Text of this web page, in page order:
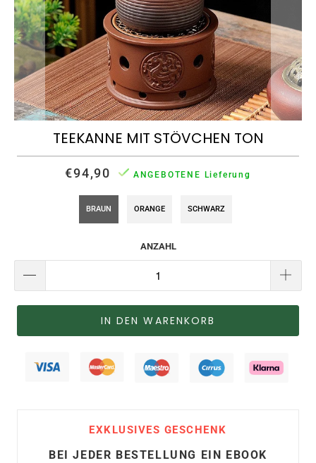
TEEKANNE MIT STÖVCHEN TON
€94,90 ANGEBOTENE Lieferung
BRAUN ORANGE SCHWARZ
ANZAHL
IN DEN WARENKORB
EXKLUSIVES GESCHENK
BEI JEDER BESTELLUNG EIN EBOOK